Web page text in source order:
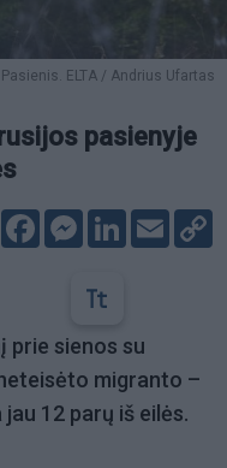
ELTA / Andrius Ufartas
pasienyje
FacebookMessenger
LinkedIn
Email
prie sienos su
migranto –
12 parų iš eilės.